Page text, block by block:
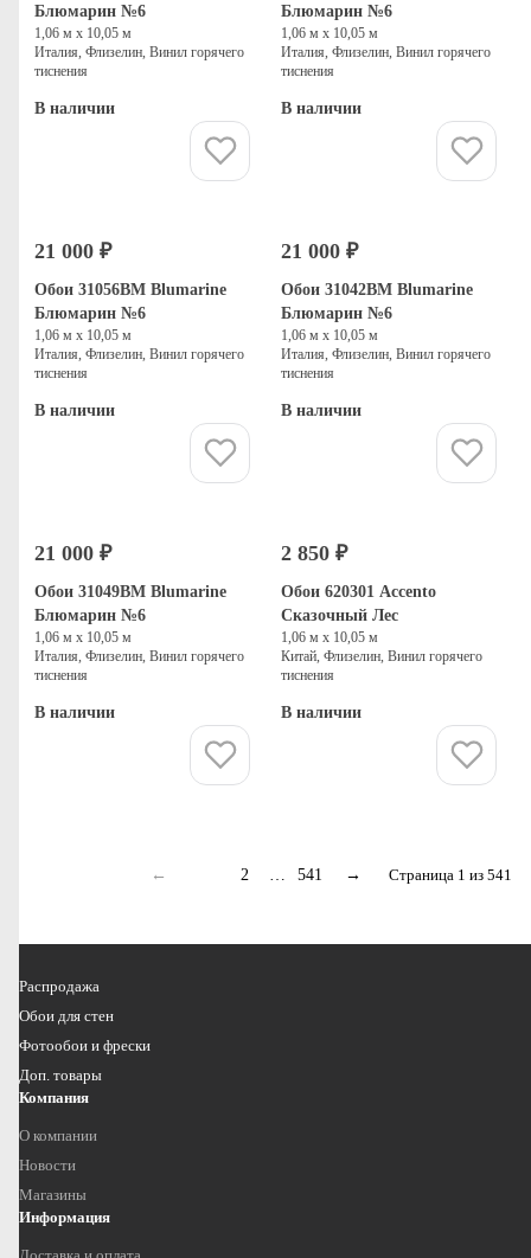
Блюмарин №6
1,06 м х 10,05 м
Италия, Флизелин, Винил горячего
тиснения
В наличии
Блюмарин №6
1,06 м х 10,05 м
Италия, Флизелин, Винил горячего
тиснения
В наличии
21 000 ₽
Обои 31056BM Blumarine
Блюмарин №6
1,06 м х 10,05 м
Италия, Флизелин, Винил горячего
тиснения
В наличии
21 000 ₽
Обои 31042BM Blumarine
Блюмарин №6
1,06 м х 10,05 м
Италия, Флизелин, Винил горячего
тиснения
В наличии
21 000 ₽
Обои 31049BM Blumarine
Блюмарин №6
1,06 м х 10,05 м
Италия, Флизелин, Винил горячего
тиснения
В наличии
2 850 ₽
Обои 620301 Accento
Сказочный Лес
1,06 м х 10,05 м
Китай, Флизелин, Винил горячего
тиснения
В наличии
← 2 … 541 → Страница 1 из 541
Распродажа
Обои для стен
Фотообои и фрески
Доп. товары
Компания
О компании
Новости
Магазины
Информация